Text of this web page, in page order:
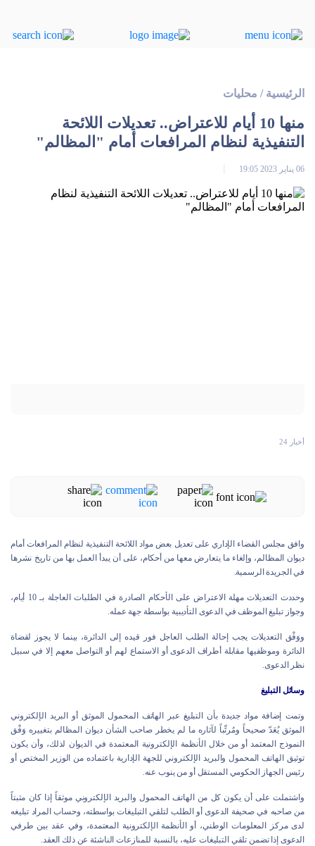
الرئيسية / محليات
منها 10 أيام للاعتراض.. تعديلات اللائحة
التنفيذية لنظام المرافعات أمام "المظالم"
06 يناير 2023 19:05
أخبار 24
وافق مجلس القضاء الإداري على تعديل بعض مواد اللائحة التنفيذية لنظام المرافعات أمام
ديوان المظالم، وإلغاء ما يتعارض معها من أحكام، على أن يبدأ العمل بها من تاريخ نشرها
في الجريدة الرسمية.
وحددت التعديلات مهلة الاعتراض على الأحكام الصادرة في الطلبات العاجلة بـ 10 أيام،
وجواز تبليغ الموظف في الدعوى التأديبية بواسطة جهة عمله.
ووَفْق التعديلات يجب إحالة الطلب العاجل فور قيده إلى الدائرة، بينما لا يجوز لقضاة
الدائرة وموظفيها مقابلة أطراف الدعوى أو الاستماع لهم أو التواصل معهم إلا في سبيل
نظر الدعوى.
وسائل التبليغ
وتمت إضافة مواد جديدة بأن التبليغ عبر الهاتف المحمول الموثق أو البريد الإلكتروني
الموثق يُعَدّ صحيحاً ومُرتِّباً لآثاره ما لم يخطر صاحب الشأن ديوان المظالم بتغييره وَفْق
النموذج المعتمد أو من خلال الأنظمة الإلكترونية المعتمدة في الديوان لذلك، وأن يكون
توثيق الهاتف المحمول والبريد الإلكتروني للجهة الإدارية باعتماده من الوزير المختص أو
رئيس الجهاز الحكومي المستقل أو من ينوب عنه.
واشتملت على أن يكون كل من الهاتف المحمول والبريد الإلكتروني موثقاً إذا كان مثبتاً
من صاحبه في صحيفة الدعوى أو الطلب لتلقي التبليغات بواسطته، وحساب المراد تبليغه
لدى مركز المعلومات الوطني، أو الأنظمة الإلكترونية المعتمدة، وفي عقد بين طرفي
الدعوى إذا تضمن تلقي التبليغات عليه، بالنسبة للمنازعات الناشئة عن ذلك العقد.